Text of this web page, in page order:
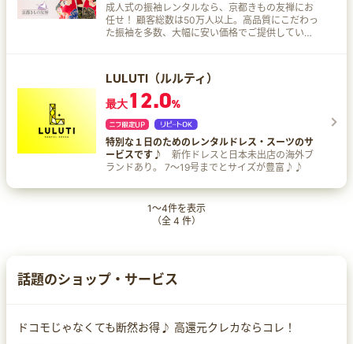
成人式の振袖レンタルなら、京都きもの友禅にお
任せ！ 顧客総数は50万人以上。高品質にこだわっ
た振袖を多数、大幅に安い価格でご提供していま
LULUTI（ルルティ）
最大12.0%
特別な１日のためのレンタルドレス・スーツのサ
ービスです♪
新作ドレスと日本未出店の海外ブ
ランドあり。 7～19号までとサイズが豊富♪♪
1～4件を表示
（全 4 件）
話題のショップ・サービス
ドコモじゃなくても断然お得♪ 高還元クレカならコレ！